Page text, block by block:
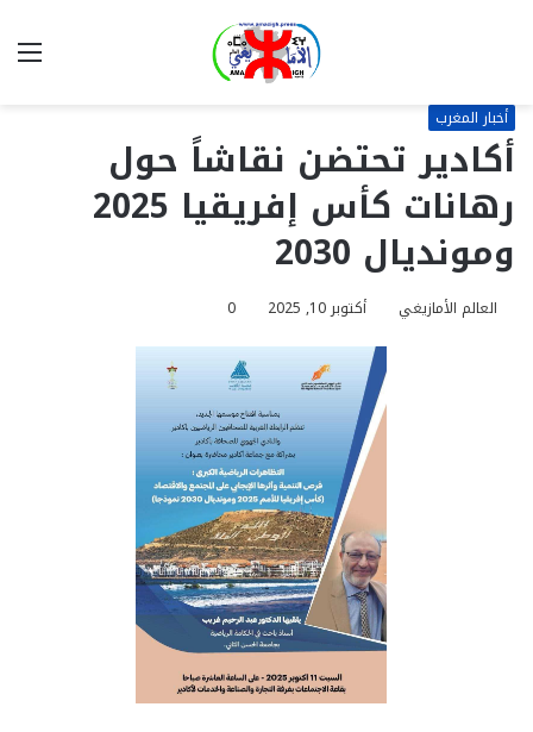
أخبار المغرب
أكادير تحتضن نقاشاً حول
رهانات كأس إفريقيا 2025
ومونديال 2030
العالم الأمازيغي أكتوبر 10, 2025 0